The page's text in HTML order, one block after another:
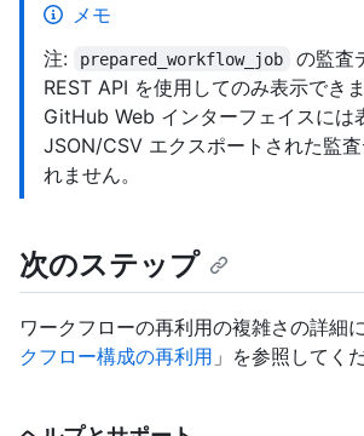
メモ
注:
prepared_workflow_job
の監査
REST API を使用してのみ表示でき
GitHub Web インターフェイスには
JSON/CSV エクスポートされた監
れません。
次のステップ
ワークフローの再利用の複雑さの詳細
クフロー構成の再利用 」を参照してく